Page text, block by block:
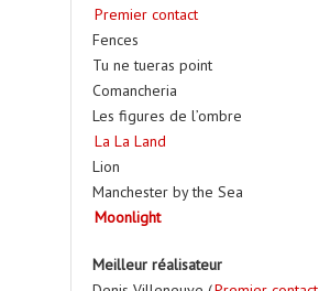
Premier contact
Fences
Tu ne tueras point
Comancheria
Les figures de l’ombre
La La Land
Lion
Manchester by the Sea
Moonlight
Meilleur réalisateur